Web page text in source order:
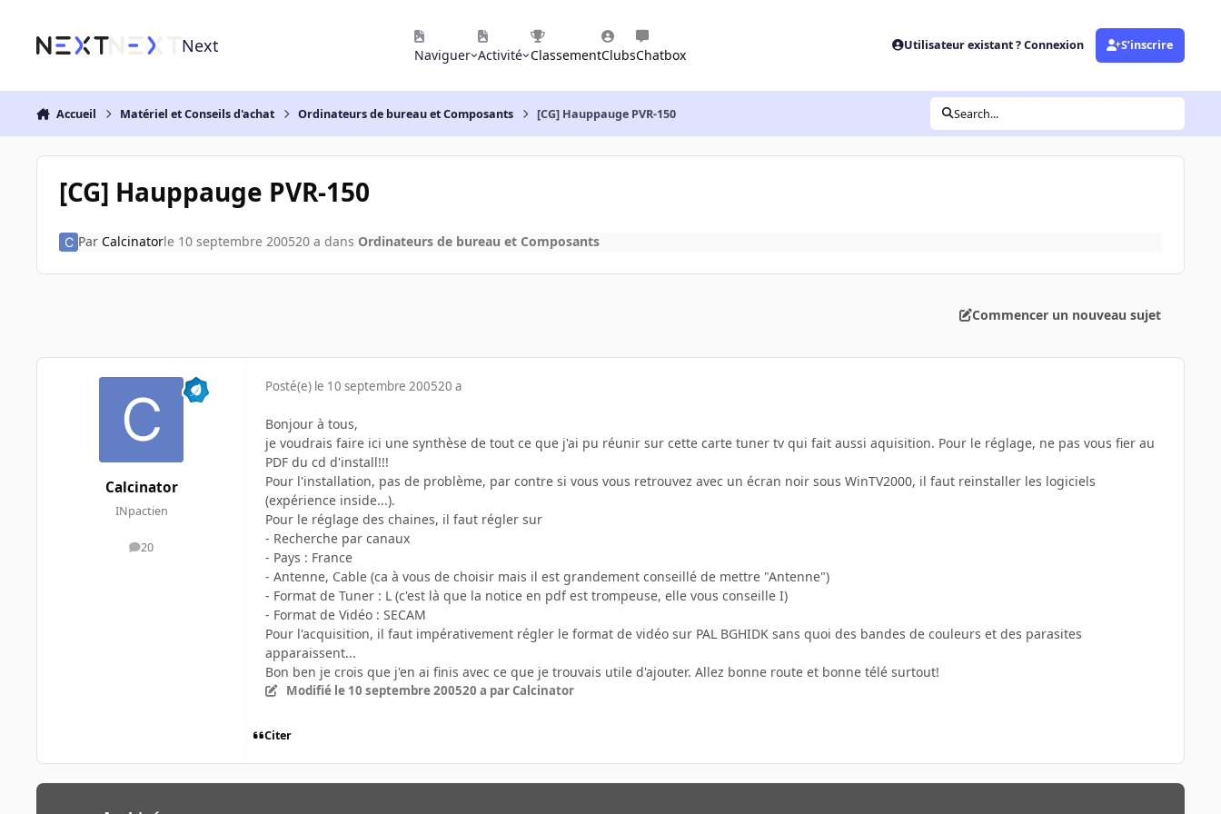
Next Naviguer Activité ClassementClubsChatbox
Utilisateur existant ? Connexion S’inscrire
Accueil Matériel et Conseils d'achat Ordinateurs de bureau et Composants [CG] Hauppauge PVR-150 Search...
[CG] Hauppauge PVR-150
Par Calcinatorle 10 septembre 200520 a dans Ordinateurs de bureau et Composants
Commencer un nouveau sujet
Calcinator
INpactien
20
messages
Posté(e) le 10 septembre 200520 a
Bonjour à tous,
je voudrais faire ici une synthèse de tout ce que j'ai pu réunir sur cette carte tuner tv qui fait aussi aquisition. Pour le réglage, ne pas vous fier au
PDF du cd d'install!!!
Pour l'installation, pas de problème, par contre si vous vous retrouvez avec un écran noir sous WinTV2000, il faut reinstaller les logiciels
(expérience inside...).
Pour le réglage des chaines, il faut régler sur
- Recherche par canaux
- Pays : France
- Antenne, Cable (ca à vous de choisir mais il est grandement conseillé de mettre "Antenne")
- Format de Tuner : L (c'est là que la notice en pdf est trompeuse, elle vous conseille I)
- Format de Vidéo : SECAM
Pour l'acquisition, il faut impérativement régler le format de vidéo sur PAL BGHIDK sans quoi des bandes de couleurs et des parasites
apparaissent...
Bon ben je crois que j'en ai finis avec ce que je trouvais utile d'ajouter. Allez bonne route et bonne télé surtout!
Modifié le 10 septembre 200520 a par Calcinator
Citer